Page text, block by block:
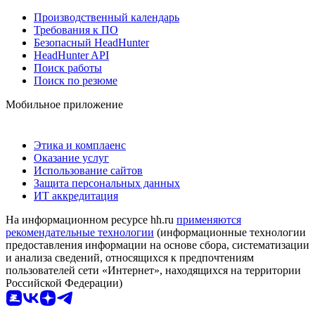
Производственный календарь
Требования к ПО
Безопасный HeadHunter
HeadHunter API
Поиск работы
Поиск по резюме
Мобильное приложение
Этика и комплаенс
Оказание услуг
Использование сайтов
Защита персональных данных
ИТ аккредитация
На информационном ресурсе hh.ru применяются
рекомендательные технологии (информационные технологии
предоставления информации на основе сбора, систематизации
и анализа сведений, относящихся к предпочтениям
пользователей сети «Интернет», находящихся на территории
Российской Федерации)